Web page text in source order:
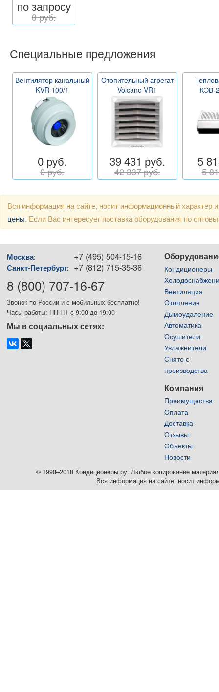
по запросу
0 руб.
Специальные предложения
Вентилятор канальный
KVR 100/1
0 руб.
0 руб.
Отопительный агрегат
Volcano VR1
39 431 руб.
42 337 руб.
КЭВ-
5
5
Вся информация на сайте, носит информационный
цены. Если Вас интересует поставка оборудования по
Москва: +7 (495) 504-15-16
Санкт-Петербург: +7 (812) 715-35-36
8 (800) 707-16-67
Звонок по России и с мобильных бесплатно!
Часы работы: ПН-ПТ с 9:00 до 19:00
Мы в социальных сетях:
Кондиционеры
Вентиляция
Отопление
Дымоудаление
Автоматика
Осушители
Увлажнители
Снято с
производства
Компания
Преимущества
Оплата
Доставка
Отзывы
Объекты
Новости
© 1998–2018 Кондиционеры.ру. Любое копирование
Вся информация на сайте, носит